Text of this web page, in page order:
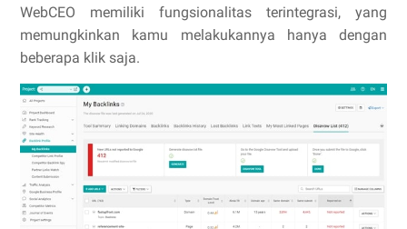
WebCEO memiliki fungsionalitas terintegrasi, yang
memungkinkan kamu melakukannya hanya dengan
beberapa klik saja.